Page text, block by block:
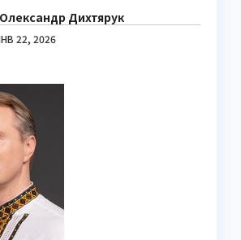
Олександр Дихтярук
22, 2026